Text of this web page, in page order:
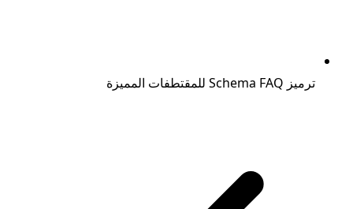
ترميز Schema FAQ للمقتطفات المميزة